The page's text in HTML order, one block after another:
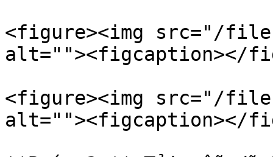
<figure><img src="/files/
alt=""><figcaption></
<figure><img src="/files/
alt=""><figcaption></